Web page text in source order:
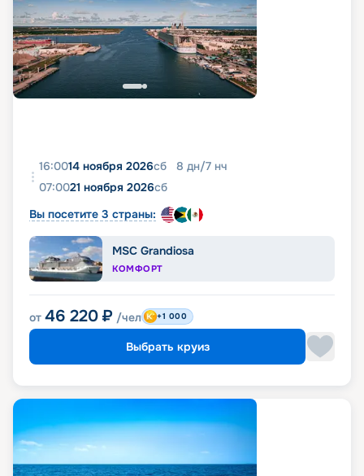
16:0014 ноября 2026сб 8 дн/7 нч
07:0021 ноября 2026сб
Вы посетите 3 страны:
MSC Grandiosa
КОМФОРТ
от 46 220 ₽ /чел +1 000
Выбрать круиз